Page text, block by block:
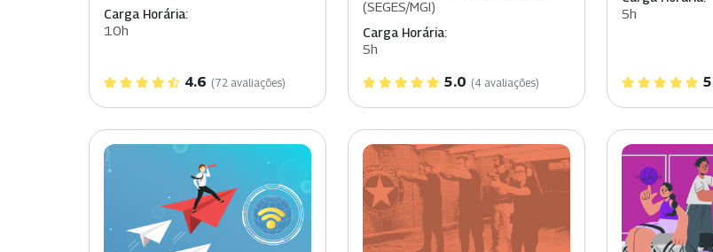
Carga Horária:
10h
4.6 (72 avaliações)
(SEGES/MGI)
Carga Horária:
5h
5.0 (4 avaliações)
5h